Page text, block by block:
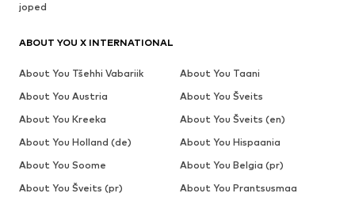
joped
ABOUT YOU X INTERNATIONAL
About You Tšehhi Vabariik
About You Taani
About You Austria
About You Šveits
About You Kreeka
About You Šveits (en)
About You Holland (de)
About You Hispaania
About You Soome
About You Belgia (pr)
About You Šveits (pr)
About You Prantsusmaa